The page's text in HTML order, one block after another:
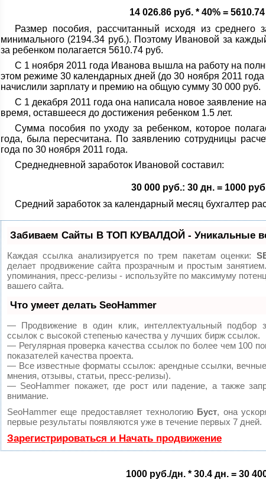
14 026.86 руб. * 40% =
Размер пособия, рассчитанный исходя из среднего
минимального (2194.34 руб.). Поэтому Ивановой за
за ребенком полагается 5610.74 руб.
С 1 ноября 2011 года Иванова вышла на работу на
этом режиме 30 календарных дней (до 30 ноября 2011 года
начислили зарплату и премию на общую сумму 30 000 руб.
С 1 декабря 2011 года она написала новое заявление
время, оставшееся до достижения ребенком 1.5 лет.
Сумма пособия по уходу за ребенком, которое
года, была пересчитана. По заявлению сотрудницы
года по 30 ноября 2011 года.
Среднедневной заработок Ивановой составил:
30 000 руб.: 30 дн. = 1000
Средний заработок за календарный месяц бухгалтер
Забиваем Сайты В ТОП КУВАЛДОЙ - Уникальные
Каждая ссылка анализируется по трем пакетам оценки:
делает продвижение сайта прозрачным и простым
упоминания, пресс-релизы - используйте по максимуму
вашего сайта.
Что умеет делать SeoHammer
— Продвижение в один клик, интеллектуальный подбор
ссылок с высокой степенью качества у лучших бирж ссылок.
— Регулярная проверка качества ссылок по более чем 100
показателей качества проекта.
— Все известные форматы ссылок: арендные ссылки,
мнения, отзывы, статьи, пресс-релизы).
— SeoHammer покажет, где рост или падение, а также
внимание.
SeoHammer еще предоставляет технологию Буст, она
первые результаты появляются уже в течение первых 7 дней.
Зарегистрироваться и Начать продвижение
1000 руб./дн. * 30.4 дн. = 30